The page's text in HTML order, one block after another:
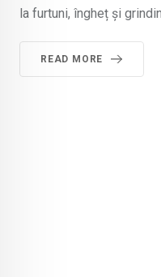
la furtuni, îngheț și
READ MORE